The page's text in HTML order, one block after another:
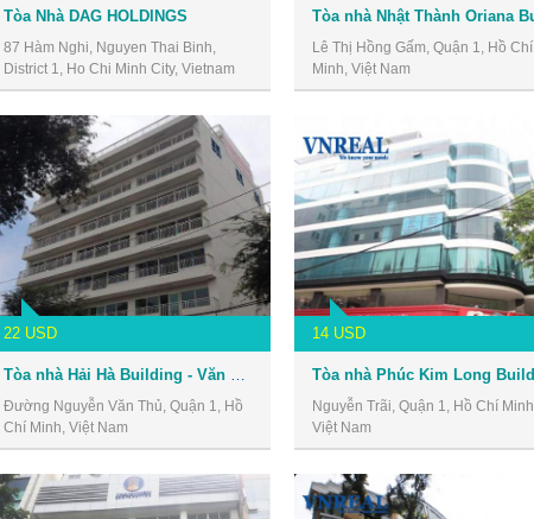
Tòa Nhà DAG HOLDINGS
87 Hàm Nghi, Nguyen Thai Binh,
District 1, Ho Chi Minh City, Vietnam
Lê Thị Hồng Gấm, Quận 1, Hồ Chí
Minh, Việt Nam
22 USD
Đường Nguyễn Văn Thủ, Quận 1, Hồ
Chí Minh, Việt Nam
14 USD
Nguyễn Trãi, Quận 1, Hồ Chí Minh,
Việt Nam